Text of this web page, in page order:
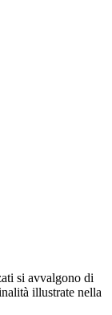
si avvalgono di
illustrate nella